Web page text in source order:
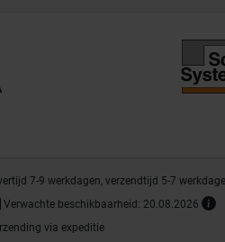
7-9 werkdagen, verzendtijd 5-7
Verwachte beschikbaarheid: 20.08.2026
via expeditie